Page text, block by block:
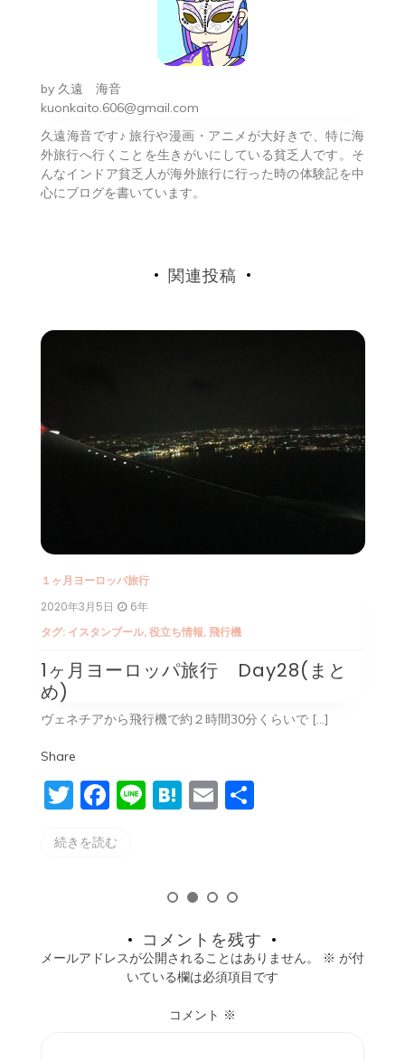
シ
ョ
ン
by 久遠 海音
kuonkaito.606@gmail.com
久遠海音です♪ 旅行や漫画・アニメが大好きで、特に海
外旅行へ行くことを生きがいにしている貧乏人です。そ
んなインドア貧乏人が海外旅行に行った時の体験記を中
心にブログを書いています。
関連投稿
１ヶ月ヨーロッパ旅行
2020年3月4日 6年
タグ: イタリア,ヴェネチア,観光
1ヶ月ヨーロッパ旅行 Day27
とうとうヨーロッパ旅行最終日。 後悔が無いよ […]
T
w
itt
er
F
a
c
e
o
Li
n
H
at
a
E
m
共
有
コメントを残す
メールアドレスが公開されることはありません。 ※ が付
いている欄は必須項目です
コメント ※